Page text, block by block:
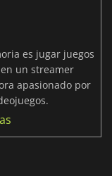
es jugar juegos
un streamer
apasionado por